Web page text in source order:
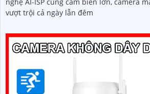
vượt trội cả ngày lẫn đêm